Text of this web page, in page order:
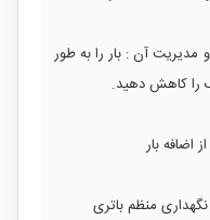
مدیریت آن : بار را به طور
را کاهش دهید.
اضافه بار
منظم باتری